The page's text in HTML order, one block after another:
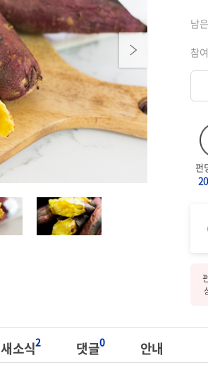
Next
남
참
펀
새소식2 댓글0 안내